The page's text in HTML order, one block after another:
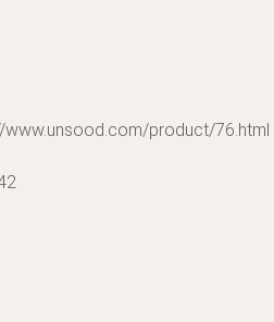
product/76.html